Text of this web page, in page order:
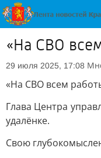
«На СВО
29 июля 2025, 17:08
«На СВО всем
Глава Центра
удалёнке.
Свою